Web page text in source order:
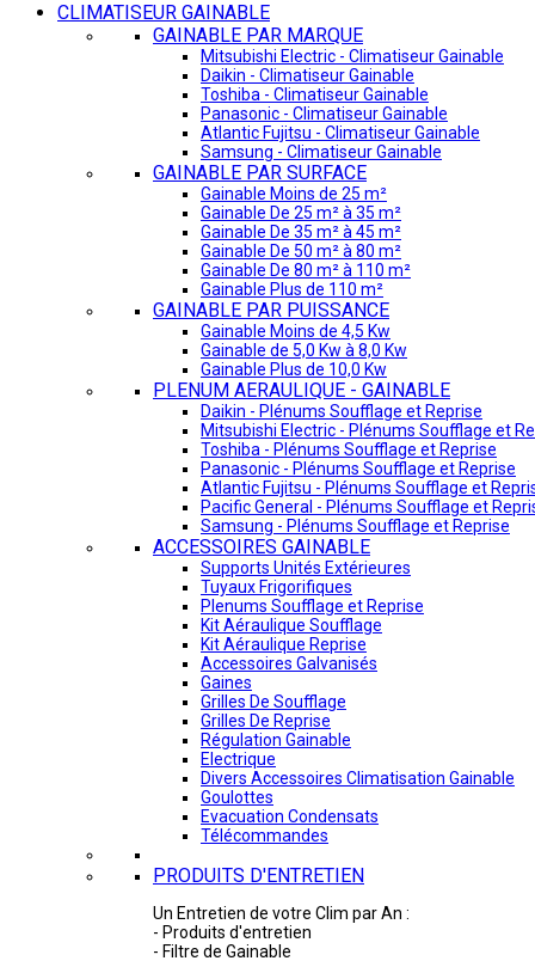
CLIMATISEUR GAINABLE
GAINABLE PAR MARQUE
Mitsubishi Electric - Climatiseur Gainable
Daikin - Climatiseur Gainable
Toshiba - Climatiseur Gainable
Panasonic - Climatiseur Gainable
Atlantic Fujitsu - Climatiseur Gainable
Samsung - Climatiseur Gainable
GAINABLE PAR SURFACE
Gainable Moins de 25 m²
Gainable De 25 m² à 35 m²
Gainable De 35 m² à 45 m²
Gainable De 50 m² à 80 m²
Gainable De 80 m² à 110 m²
Gainable Plus de 110 m²
GAINABLE PAR PUISSANCE
Gainable Moins de 4,5 Kw
Gainable de 5,0 Kw à 8,0 Kw
Gainable Plus de 10,0 Kw
PLENUM AERAULIQUE - GAINABLE
Daikin - Plénums Soufflage et Reprise
Mitsubishi Electric - Plénums Soufflage et
Toshiba - Plénums Soufflage et Reprise
Panasonic - Plénums Soufflage et Reprise
Atlantic Fujitsu - Plénums Soufflage et
Pacific General - Plénums Soufflage et
Samsung - Plénums Soufflage et Reprise
ACCESSOIRES GAINABLE
Supports Unités Extérieures
Tuyaux Frigorifiques
Plenums Soufflage et Reprise
Kit Aéraulique Soufflage
Kit Aéraulique Reprise
Accessoires Galvanisés
Gaines
Grilles De Soufflage
Grilles De Reprise
Régulation Gainable
Electrique
Divers Accessoires Climatisation Gainable
Goulottes
Evacuation Condensats
Télécommandes
PRODUITS D'ENTRETIEN
Un Entretien de votre Clim par An :
- Produits d'entretien
- Filtre de Gainable